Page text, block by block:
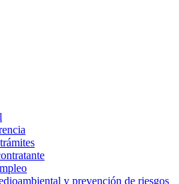
y prevención de riesgos